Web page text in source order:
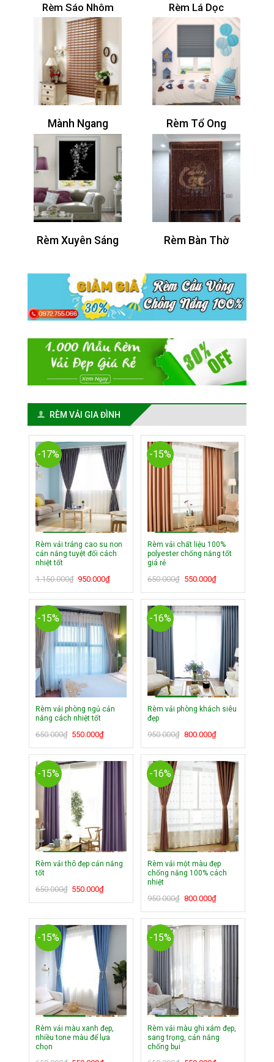
Rèm Sáo Nhôm Rèm Lá Dọc
Mành Ngang Rèm Tổ Ong
Rèm Xuyên Sáng Rèm Bàn Thờ
RÈM VẢI GIA ĐÌNH
-17%
Rèm vải tráng cao su non
cản nắng tuyệt đối cách
nhiệt tốt
1.150.000₫ Giá
gốc
là:
1.150.000₫.
950.000₫Giá
hiện
tại
là:
950.000₫.
-15%
Rèm vải chất liệu 100%
polyester chống nắng tốt
giá rẻ
650.000₫ Giá
gốc
là:
650.000₫.
550.000₫Giá
hiện
tại
là:
550.000₫.
-15%
Rèm vải phòng ngủ cản
nắng cách nhiệt tốt
650.000₫ Giá
gốc
là:
650.000₫.
550.000₫Giá
hiện
tại
là:
550.000₫.
-16%
Rèm vải phòng khách siêu
đẹp
950.000₫ Giá
gốc
là:
950.000₫.
800.000₫Giá
hiện
tại
là:
800.000₫.
-15%
Rèm vải thô đẹp cản nắng
tốt
650.000₫ Giá
gốc
650.000₫.
550.000₫Giá
hiện
là:
550.000₫.
-16%
Rèm vải một màu đẹp
chống nắng 100% cách
nhiệt
950.000₫ Giá
gốc
là:
950.000₫.
800.000₫Giá
hiện
tại
là:
800.000₫.
-15%
Rèm vải màu xanh đẹp,
nhiều tone màu để lựa
chọn
-15%
Rèm vải màu ghi xám đẹp,
sang trọng, cản nắng
chống bụi